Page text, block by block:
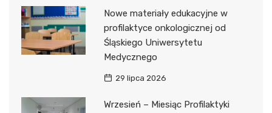
Nowe materiały edukacyjne w
profilaktyce onkologicznej od
Śląskiego Uniwersytetu
Medycznego
29 lipca 2026
Wrzesień – Miesiąc Profilaktyki